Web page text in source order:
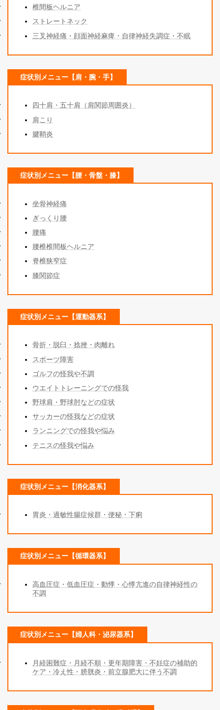
椎間板ヘルニア
ストレートネック
三叉神経痛・顔面神経麻痺・自律神経失調症・不眠
症状別メニュー【肩・腕・手】
四十肩・五十肩（肩関節周囲炎）
肩こり
腱鞘炎
症状別メニュー【腰・骨盤・膝】
坐骨神経痛
ぎっくり腰
腰痛
腰椎椎間板ヘルニア
脊椎狭窄症
膝関節症
症状別メニュー【運動器系】
骨折・脱臼・捻挫・肉離れ
スポーツ障害
ゴルフの怪我や不調
ウエイトトレーニングでの怪我
野球肩・野球肘などの症状
サッカーの怪我などの症状
ランニングでの怪我や悩み
テニスの怪我や悩み
症状別メニュー【消化器系】
胃炎・過敏性腸症候群・便秘・下痢
症状別メニュー【循環器系】
高血圧症・低血圧症・動悸・心悸亢進の自律神経性の
不調
症状別メニュー【婦人科・泌尿器系】
月経困難症・月経不順・更年期障害・不妊症の補助的
ケア・冷え性・膀胱炎・前立腺肥大に伴う不調